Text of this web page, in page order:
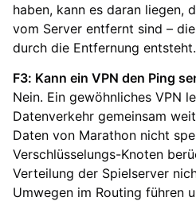
haben, kann es daran liegen,
vom Server entfernt sind –
durch die Entfernung entsteht.
F3: Kann ein VPN den Ping
Nein. Ein gewöhnliches VPN
Datenverkehr gemeinsam
Daten von Marathon nicht
Verschlüsselungs-Knoten
Verteilung der Spielserver
Umwegen im Routing führen